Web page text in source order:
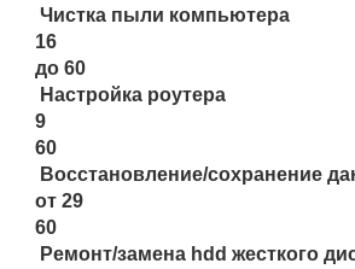
Чистка пыли компьютера
16
до 60
Настройка роутера
9
60
Восстановление/сохранение
от 29
60
Ремонт/замена hdd жесткого